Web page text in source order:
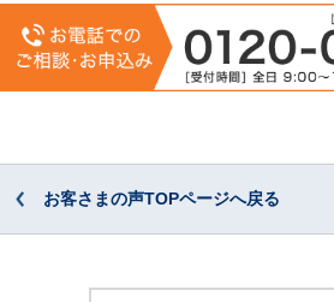
お客さまの声TOPページへ戻る